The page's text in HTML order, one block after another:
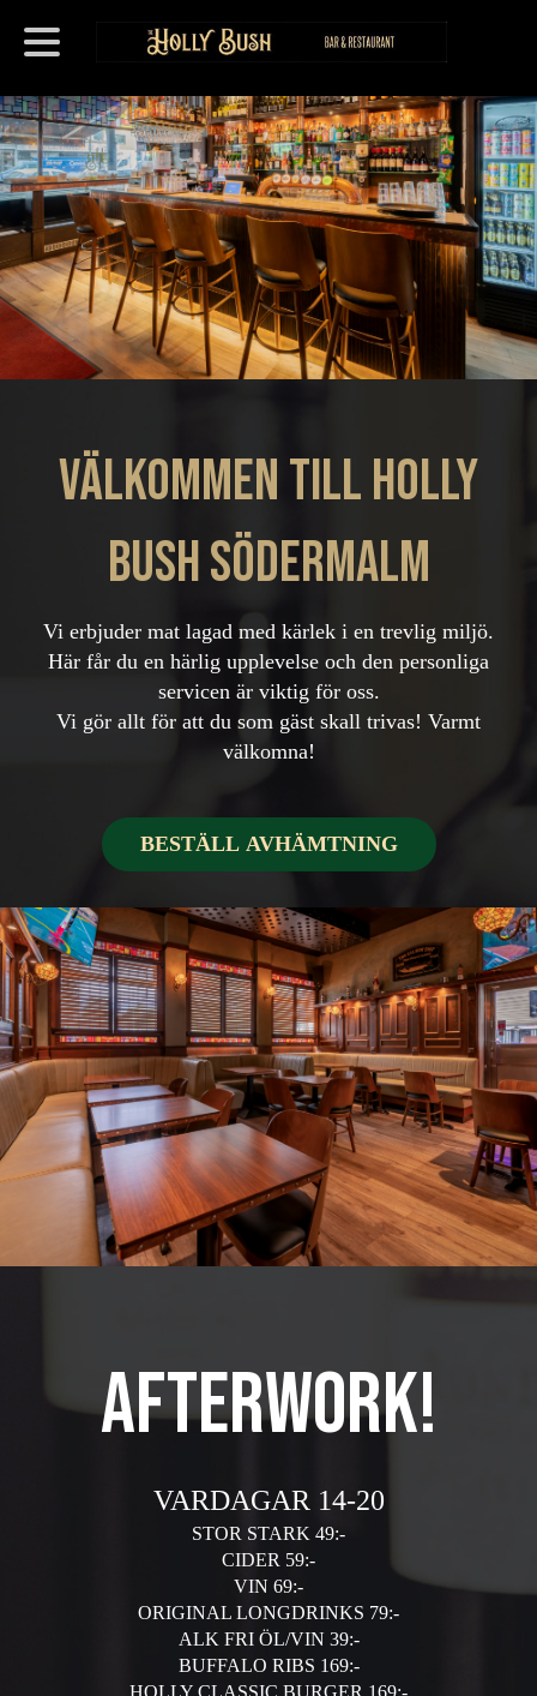
VÄLKOMMEN TILL Holly
Bush Södermalm
Vi erbjuder mat lagad med kärlek i en trevlig miljö.
Här får du en härlig upplevelse och den personliga
servicen är viktig för oss.
Vi gör allt för att du som gäst skall trivas! Varmt
välkomna!
BESTÄLL AVHÄMTNING
afterwork!
VARDAGAR 14-20
STOR STARK 49:-
CIDER 59:-
VIN 69:-
ORIGINAL LONGDRINKS 79:-
ALK FRI ÖL/VIN 39:-
BUFFALO RIBS 169:-
HOLLY CLASSIC BURGER 169:-